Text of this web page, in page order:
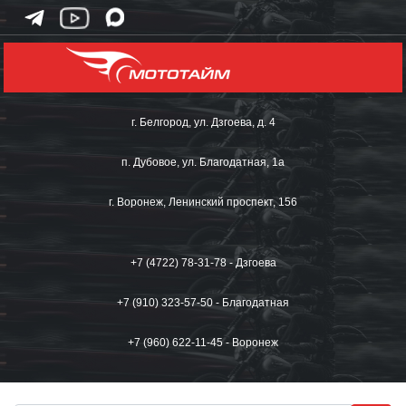
г. Белгород, ул. Дзгоева, д. 4
п. Дубовое, ул. Благодатная, 1а
г. Воронеж, Ленинский проспект, 156
+7 (4722) 78-31-78 - Дзгоева
+7 (910) 323-57-50 - Благодатная
+7 (960) 622-11-45 - Воронеж